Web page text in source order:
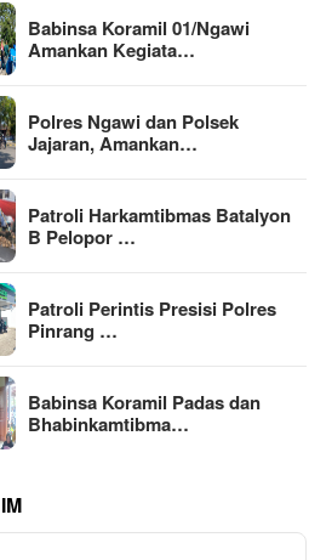
Babinsa Koramil 01/Ngawi
Amankan Kegiata…
Polres Ngawi dan Polsek
Jajaran, Amankan…
Patroli Harkamtibmas Batalyon
B Pelopor …
Patroli Perintis Presisi Polres
Pinrang …
Babinsa Koramil Padas dan
Bhabinkamtibma…